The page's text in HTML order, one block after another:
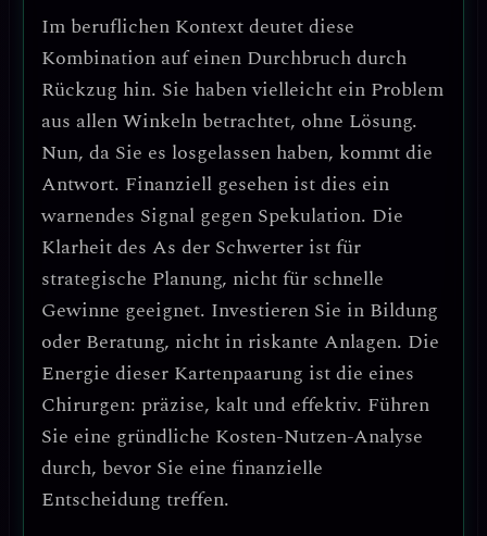
Im beruflichen Kontext deutet diese
Kombination auf einen Durchbruch durch
Rückzug hin. Sie haben vielleicht ein Problem
aus allen Winkeln betrachtet, ohne Lösung.
Nun, da Sie es losgelassen haben, kommt die
Antwort. Finanziell gesehen ist dies ein
warnendes Signal gegen Spekulation. Die
Klarheit des As der Schwerter ist für
strategische Planung, nicht für schnelle
Gewinne geeignet. Investieren Sie in Bildung
oder Beratung, nicht in riskante Anlagen. Die
Energie dieser Kartenpaarung ist die eines
Chirurgen: präzise, kalt und effektiv. Führen
Sie eine gründliche Kosten-Nutzen-Analyse
durch, bevor Sie eine finanzielle
Entscheidung treffen.